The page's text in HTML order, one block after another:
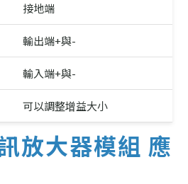
接地端
輸出端+與-
輸入端+與-
可以調整增益大小
放大器模組 應